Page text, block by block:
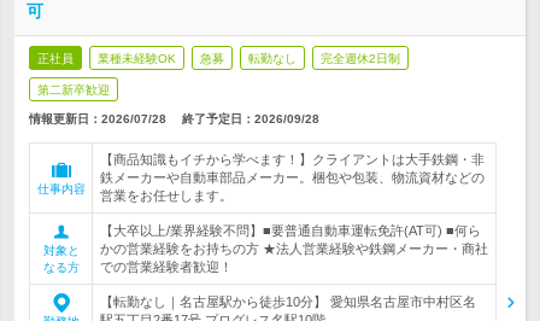
可
正社員 業種未経験OK 急募 転勤なし 完全週休2日制
第二新卒歓迎
情報更新日：2026/07/28 終了予定日： 2026/09/28
仕事内容
【商品知識もイチから学べます！】クライアントは大手鉄鋼・非
鉄メーカーや自動車部品メーカー。梱包や包装、物流資材などの
営業をお任せします。
対象と
なる方
【大卒以上/業界経験不問】■要普通自動車運転免許(AT可) ■何ら
かの営業経験をお持ちの方 ★法人営業経験や鉄鋼メーカー・商社
での営業経験者歓迎！
【転勤なし｜名古屋駅から徒歩10分】 愛知県名古屋市中村区名